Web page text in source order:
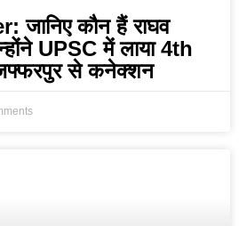
जानिए कौन हैं राघव
UPSC में लाया 4th
से कनेक्शन